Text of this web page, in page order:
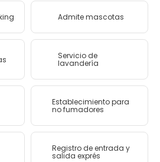
Admite mascotas
Servicio de
lavandería
Establecimiento para
no fumadores
Registro de entrada y
salida exprés